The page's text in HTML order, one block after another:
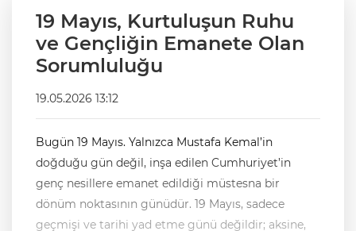
19 Mayıs, Kurtuluşun Ruhu
ve Gençliğin Emanete Olan
Sorumluluğu
19.05.2026 13:12
Bugün 19 Mayıs. Yalnızca Mustafa Kemal’in
doğduğu gün değil, inşa edilen Cumhuriyet’in
genç nesillere emanet edildiği müstesna bir
dönüm noktasının günüdür. 19 Mayıs, sadece
geçmişi ve tarihi yad etme günü değildir; aksine,